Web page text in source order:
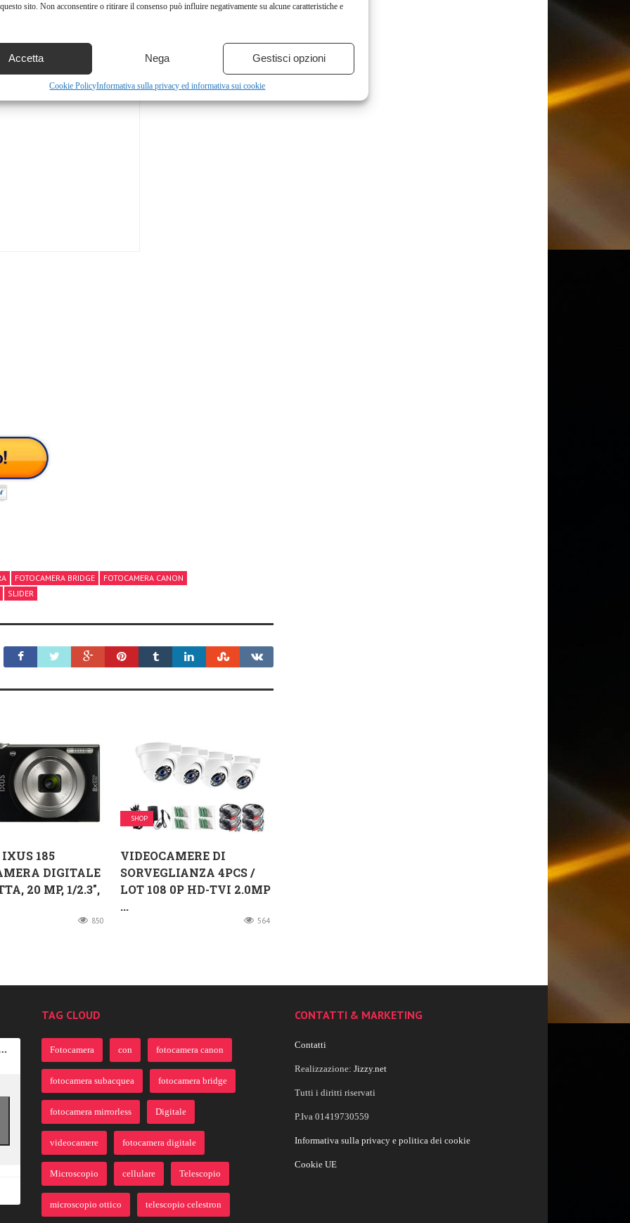
sito. Non acconsentire o ritirare il consenso può influire negativamente su alcune caratteristiche e
Accetta Nega Gestisci opzioni
Cookie PolicyInformativa sulla privacy ed informativa sui cookie
FOTOCAMERA BRIDGE
FOTOCAMERA CANON
SLIDER
185
DIGITALE
20 MP, 1/2.3″,
850
SHOP
VIDEOCAMERE DI
SORVEGLIANZA 4PCS /
LOT 108 0P HD-TVI 2.0MP
...
564
TAG CLOUD
Fotocamera con fotocamera canon
fotocamera subacquea fotocamera bridge
fotocamera mirrorless Digitale
videocamere fotocamera digitale
Microscopio cellulare Telescopio
microscopio ottico telescopio celestron
CONTATTI & MARKETING
Contatti
Realizzazione: Jizzy.net
Tutti i diritti riservati
P.Iva 01419730559
Informativa sulla privacy e politica dei cookie
Cookie UE